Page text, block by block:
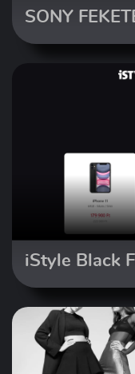
SONY
iStyle Black